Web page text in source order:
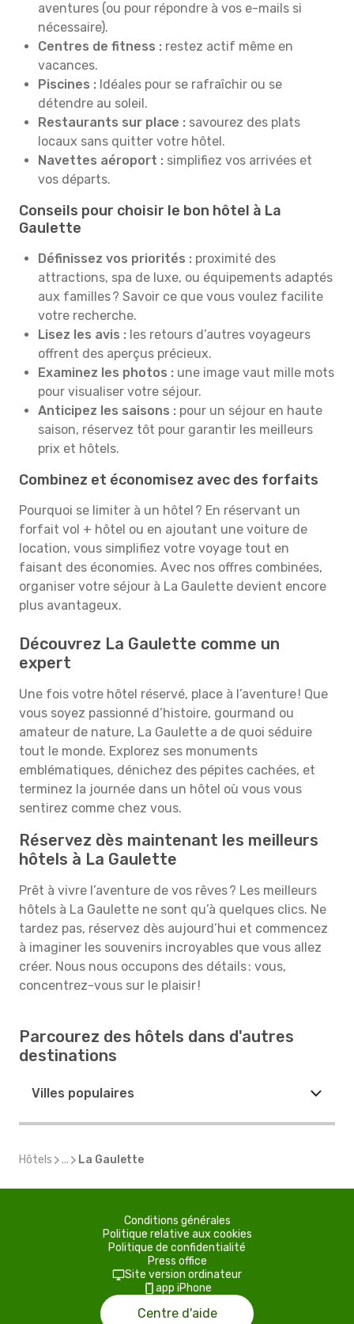
aventures (ou pour répondre à vos e-mails si
nécessaire).
Centres de fitness : restez actif même en
vacances.
Piscines : Idéales pour se rafraîchir ou se
détendre au soleil.
Restaurants sur place : savourez des plats
locaux sans quitter votre hôtel.
Navettes aéroport : simplifiez vos arrivées et
vos départs.
Conseils pour choisir le bon hôtel à La
Gaulette
Définissez vos priorités : proximité des
attractions, spa de luxe, ou équipements adaptés
aux familles ? Savoir ce que vous voulez facilite
votre recherche.
Lisez les avis : les retours d’autres voyageurs
offrent des aperçus précieux.
Examinez les photos : une image vaut mille mots
pour visualiser votre séjour.
Anticipez les saisons : pour un séjour en haute
saison, réservez tôt pour garantir les meilleurs
prix et hôtels.
Combinez et économisez avec des forfaits
Pourquoi se limiter à un hôtel ? En réservant un
forfait vol + hôtel ou en ajoutant une voiture de
location, vous simplifiez votre voyage tout en
faisant des économies. Avec nos offres combinées,
organiser votre séjour à La Gaulette devient encore
plus avantageux.
Découvrez La Gaulette comme un
expert
Une fois votre hôtel réservé, place à l’aventure ! Que
vous soyez passionné d’histoire, gourmand ou
amateur de nature, La Gaulette a de quoi séduire
tout le monde. Explorez ses monuments
emblématiques, dénichez des pépites cachées, et
terminez la journée dans un hôtel où vous vous
sentirez comme chez vous.
Réservez dès maintenant les meilleurs
hôtels à La Gaulette
Prêt à vivre l’aventure de vos rêves ? Les meilleurs
hôtels à La Gaulette ne sont qu’à quelques clics. Ne
tardez pas, réservez dès aujourd’hui et commencez
à imaginer les souvenirs incroyables que vous allez
créer. Nous nous occupons des détails : vous,
concentrez-vous sur le plaisir !
Parcourez des hôtels dans d'autres
destinations
Villes populaires
Hôtels ... La Gaulette
Conditions générales
Politique relative aux cookies
Politique de confidentialité
Press office
Site version ordinateur
app iPhone
Centre d'aide